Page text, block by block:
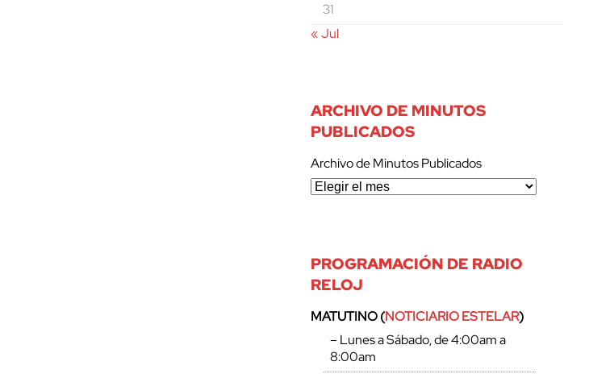
31
« Jul
ARCHIVO DE MINUTOS
PUBLICADOS
Archivo de Minutos Publicados
PROGRAMACIÓN DE RADIO
RELOJ
MATUTINO (NOTICIARIO ESTELAR)
– Lunes a Sábado, de 4:00am a
8:00am